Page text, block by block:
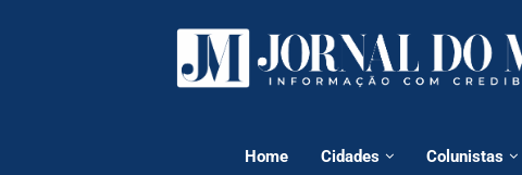
Home Cidades Colunistas